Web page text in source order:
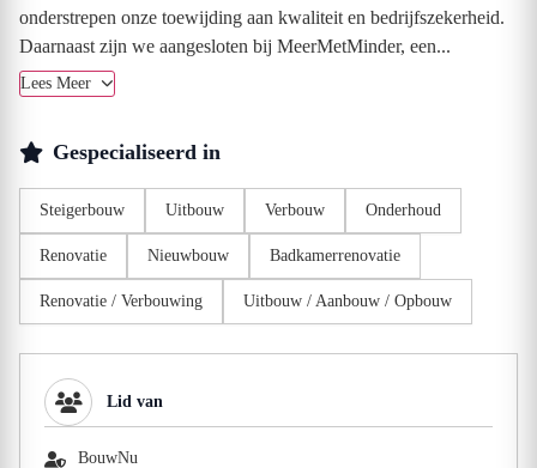
onderstrepen onze toewijding aan kwaliteit en bedrijfszekerheid.
Daarnaast zijn we aangesloten bij MeerMetMinder, een...
Lees Meer
Gespecialiseerd in
Steigerbouw Uitbouw Verbouw Onderhoud
Renovatie Nieuwbouw Badkamerrenovatie
Renovatie / Verbouwing Uitbouw / Aanbouw / Opbouw
Lid van
BouwNu